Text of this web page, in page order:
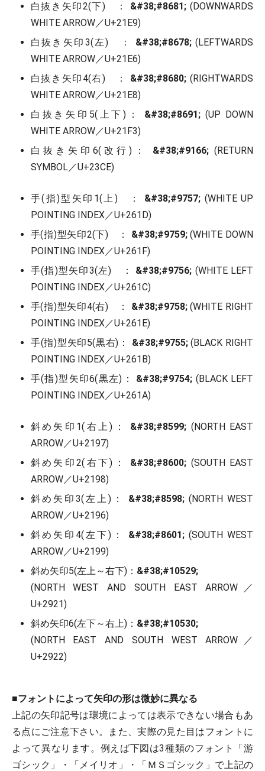
白抜き矢印2(下) ： &#38;#8681; (DOWNWARDS
WHITE ARROW／U+21E9)
白抜き矢印3(左) ： &#38;#8678;(LEFTWARDS
WHITE ARROW／U+21E6)
白抜き矢印4(右) ： &#38;#8680; (RIGHTWARDS
WHITE ARROW／U+21E8)
白抜き矢印5(上下)： &#38;#8691; (UP DOWN
WHITE ARROW／U+21F3)
白抜き矢印6(改行)： &#38;#9166;(RETURN
SYMBOL／U+23CE)
手(指)型矢印1(上) ： &#38;#9757; (WHITE UP
POINTING INDEX／U+261D)
手(指)型矢印2(下) ： &#38;#9759;(WHITE DOWN
POINTING INDEX／U+261F)
手(指)型矢印3(左) ： &#38;#9756; (WHITE LEFT
POINTING INDEX／U+261C)
手(指)型矢印4(右) ： &#38;#9758;(WHITE RIGHT
POINTING INDEX／U+261E)
手(指)型矢印5(黒右)： &#38;#9755;(BLACK RIGHT
POINTING INDEX／U+261B)
手(指)型矢印6(黒左)： &#38;#9754; (BLACK LEFT
POINTING INDEX／U+261A)
斜め矢印1(右上)： &#38;#8599; (NORTH EAST
ARROW／U+2197)
斜め矢印2(右下)： &#38;#8600; (SOUTH EAST
ARROW／U+2198)
斜め矢印3(左上)： &#38;#8598;(NORTH WEST
ARROW／U+2196)
斜め矢印4(左下)： &#38;#8601;(SOUTH WEST
ARROW／U+2199)
斜め矢印5(左上～右下)： &#38;#10529;
(NORTH WEST AND SOUTH EAST ARROW／
U+2921)
斜め矢印6(左下～右上)： &#38;#10530;
(NORTH EAST AND SOUTH WEST ARROW／
U+2922)
■フォントによって矢印の形は微妙に異なる
上記の矢印記号は環境によっては表示できない場合もあ
る点にご注意下さい。また、実際の見た目はフォントに
よって異なります。例えば下図は3種類のフォント「游
ゴシック」・「メイリオ」・「ＭＳゴシック」で上記の